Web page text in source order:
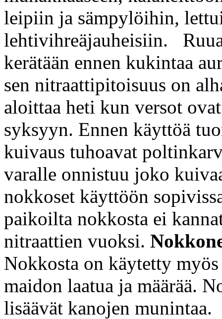
leipiin ja sämpylöihin,
lehtivihreäjauheisiin.
kerätään ennen kukintaa
sen nitraattipitoisuus on
aloittaa heti kun versot
syksyyn. Ennen käyttöä
kuivaus tuhoavat
varalle onnistuu joko
nokkoset käyttöön
paikoilta nokkosta ei
nitraattien vuoksi.
Nokkosta on käytetty
maidon laatua ja määrää.
lisäävät kanojen munintaa.